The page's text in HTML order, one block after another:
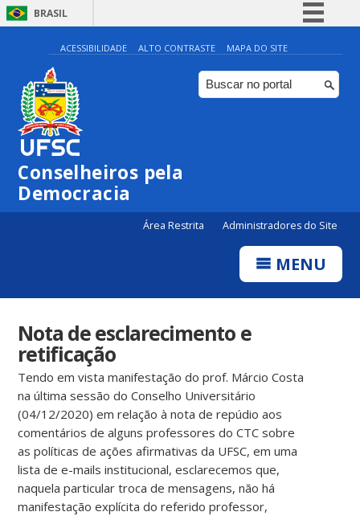
BRASIL
Simplifique!
Comunica BR
Participe
ACESSIBILIDADE ALTO CONTRASTE MAPA DO SITE
Conselheiros pela
Democracia
Área Restrita Administradores do Site
MENU
Nota de esclarecimento e
retificação
Tendo em vista manifestação do prof. Márcio Costa
na última sessão do Conselho Universitário
(04/12/2020) em relação à nota de repúdio aos
comentários de alguns professores do CTC sobre
as políticas de ações afirmativas da UFSC, em uma
lista de e-mails institucional, esclarecemos que,
naquela particular troca de mensagens, não há
manifestação explícita do referido professor,